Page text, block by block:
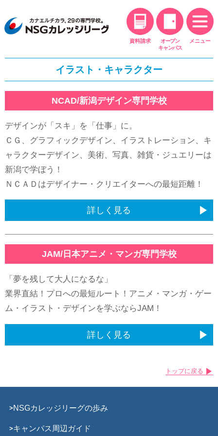
資料請求
オープン
キャンパス
メニュー
一人暮らし支援制度
年額12万円を支援
オススメ
新型コロナウィルス感染症対応
NSGカレッジリーグ特別給付金制度
最大500万円の奨学金
母子・父子家庭奨学金制度
無利子で手続金を貸与
SR制度
学費分納制度
学費を少しずつ支払いたい方
社会人の方へ
学費が最大70%支給
よくある質問
イラスト・キャラクター
NCAD/新潟デザイン専門学校
デザインが「スキ」を「仕事」に。
ＣＧ、グラフィックデザイン、イラストレーション、キ
ャラクターデザイン、美術、写真、雑貨・ジュエリーは
新潟で学ぼう！
ＮＣＡＤはデザイナー・クリエイターへの最短距離！
詳しく見る
JAM/日本アニメ・マンガ専門学校
「夢を残して大人になるな」
業界直結！プロへの最短ルート！アニメ・マンガ・ゲー
ム・イラスト・デザインを学ぶならJAM！
詳しく見る
トップに戻る
NSGカレッジリーグの歩み
キャンパス周辺ガイド